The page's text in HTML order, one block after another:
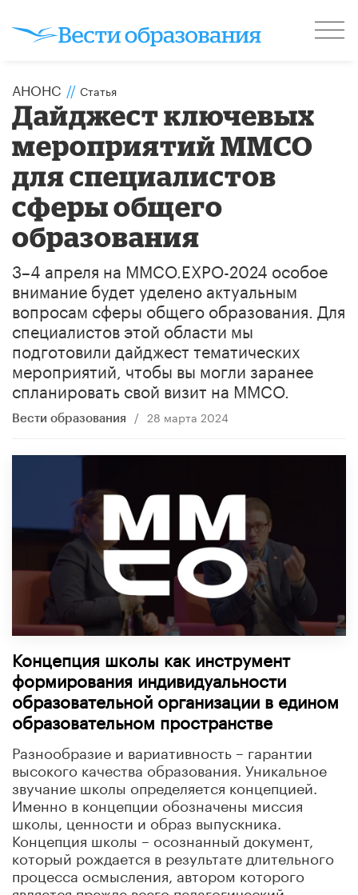
АНОНС // Статья
Дайджест ключевых
мероприятий ММСО
для специалистов
сферы общего
образования
3–4 апреля на ММСО.EXPO-2024 особое
внимание будет уделено актуальным
вопросам сферы общего образования. Для
специалистов этой области мы
подготовили дайджест тематических
мероприятий, чтобы вы могли заранее
спланировать свой визит на ММСО.
Вести образования / 28 марта 2024
Концепция школы как инструмент
формирования индивидуальности
образовательной организации в едином
образовательном пространстве
Разнообразие и вариативность – гарантии
высокого качества образования. Уникальное
звучание школы определяется концепцией.
Именно в концепции обозначены миссия
школы, ценности и образ выпускника.
Концепция школы – осознанный документ,
который рождается в результате длительного
процесса осмысления, автором которого